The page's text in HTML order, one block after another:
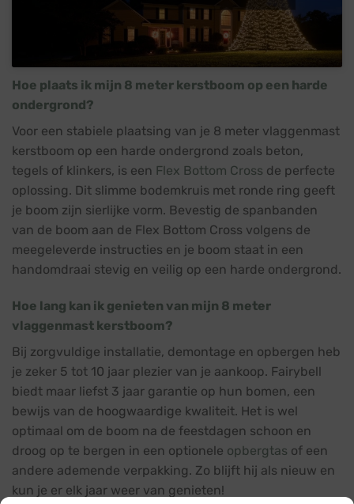
Hoe plaats ik mijn 8 meter kerstboom op een harde
ondergrond?
Voor een stabiele plaatsing van je 8 meter vlaggenmast
kerstboom op een harde ondergrond zoals beton,
tegels of klinkers, is een Flex Bottom Cross de perfecte
oplossing. Dit slimme bodemkruis met ronde ring geeft
je boom zijn sierlijke vorm. Bevestig de spanbanden
van de boom aan de Flex Bottom Cross volgens de
meegeleverde instructies en je boom staat in een
handomdraai stevig en veilig op een harde ondergrond.
Hoe lang kan ik genieten van mijn 8 meter
vlaggenmast kerstboom?
Bij zorgvuldige installatie, demontage en opbergen heb
je zeker 5 tot 10 jaar plezier van je aankoop. Fairybell
biedt maar liefst 3 jaar garantie op hun bomen, een
bewijs van de hoogwaardige kwaliteit. Het is wel
optimaal om de boom na de feestdagen schoon en
droog op te bergen in een optionele opbergtas of een
andere ademende verpakking. Zo blijft hij als nieuw en
kun je er elk jaar weer van genieten!